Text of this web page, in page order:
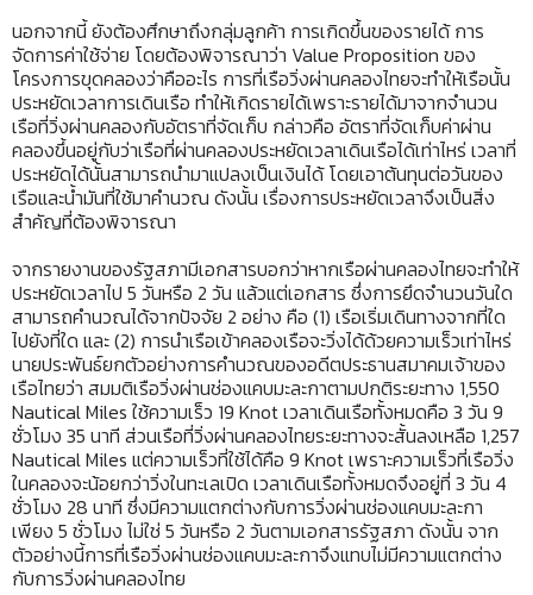
นอกจากนี้ ยังต้องศึกษาถึงกลุ่มลูกค้า การเกิดขึ้นของรายได้ การ
จัดการค่าใช้จ่าย โดยต้องพิจารณาว่า Value Proposition ของ
โครงการขุดคลองว่าคืออะไร การที่เรือวิ่งผ่านคลองไทยจะทำให้เรือนั้น
ประหยัดเวลาการเดินเรือ ทำให้เกิดรายได้เพราะรายได้มาจากจำนวน
เรือที่วิ่งผ่านคลองกับอัตราที่จัดเก็บ กล่าวคือ อัตราที่จัดเก็บค่าผ่าน
คลองขึ้นอยู่กับว่าเรือที่ผ่านคลองประหยัดเวลาเดินเรือได้เท่าไหร่ เวลาที่
ประหยัดได้นั้นสามารถนำมาแปลงเป็นเงินได้ โดยเอาต้นทุนต่อวันของ
เรือและน้ำมันที่ใช้มาคำนวณ ดังนั้น เรื่องการประหยัดเวลาจึงเป็นสิ่ง
สำคัญที่ต้องพิจารณา
จากรายงานของรัฐสภามีเอกสารบอกว่าหากเรือผ่านคลองไทยจะทำให้
ประหยัดเวลาไป 5 วันหรือ 2 วัน แล้วแต่เอกสาร ซึ่งการยึดจำนวนวันใด
สามารถคำนวณได้จากปัจจัย 2 อย่าง คือ (1) เรือเริ่มเดินทางจากที่ใด
ไปยังที่ใด และ (2) การนำเรือเข้าคลองเรือจะวิ่งได้ด้วยความเร็วเท่าไหร่
นายประพันธ์ยกตัวอย่างการคำนวณของอดีตประธานสมาคมเจ้าของ
เรือไทยว่า สมมติเรือวิ่งผ่านช่องแคบมะละกาตามปกติระยะทาง 1,550
Nautical Miles ใช้ความเร็ว 19 Knot เวลาเดินเรือทั้งหมดคือ 3 วัน 9
ชั่วโมง 35 นาที ส่วนเรือที่วิ่งผ่านคลองไทยระยะทางจะสั้นลงเหลือ 1,257
Nautical Miles แต่ความเร็วที่ใช้ได้คือ 9 Knot เพราะความเร็วที่เรือวิ่ง
ในคลองจะน้อยกว่าวิ่งในทะเลเปิด เวลาเดินเรือทั้งหมดจึงอยู่ที่ 3 วัน 4
ชั่วโมง 28 นาที ซึ่งมีความแตกต่างกับการวิ่งผ่านช่องแคบมะละกา
เพียง 5 ชั่วโมง ไม่ใช่ 5 วันหรือ 2 วันตามเอกสารรัฐสภา ดังนั้น จาก
ตัวอย่างนี้การที่เรือวิ่งผ่านช่องแคบมะละกาจึงแทบไม่มีความแตกต่าง
กับการวิ่งผ่านคลองไทย